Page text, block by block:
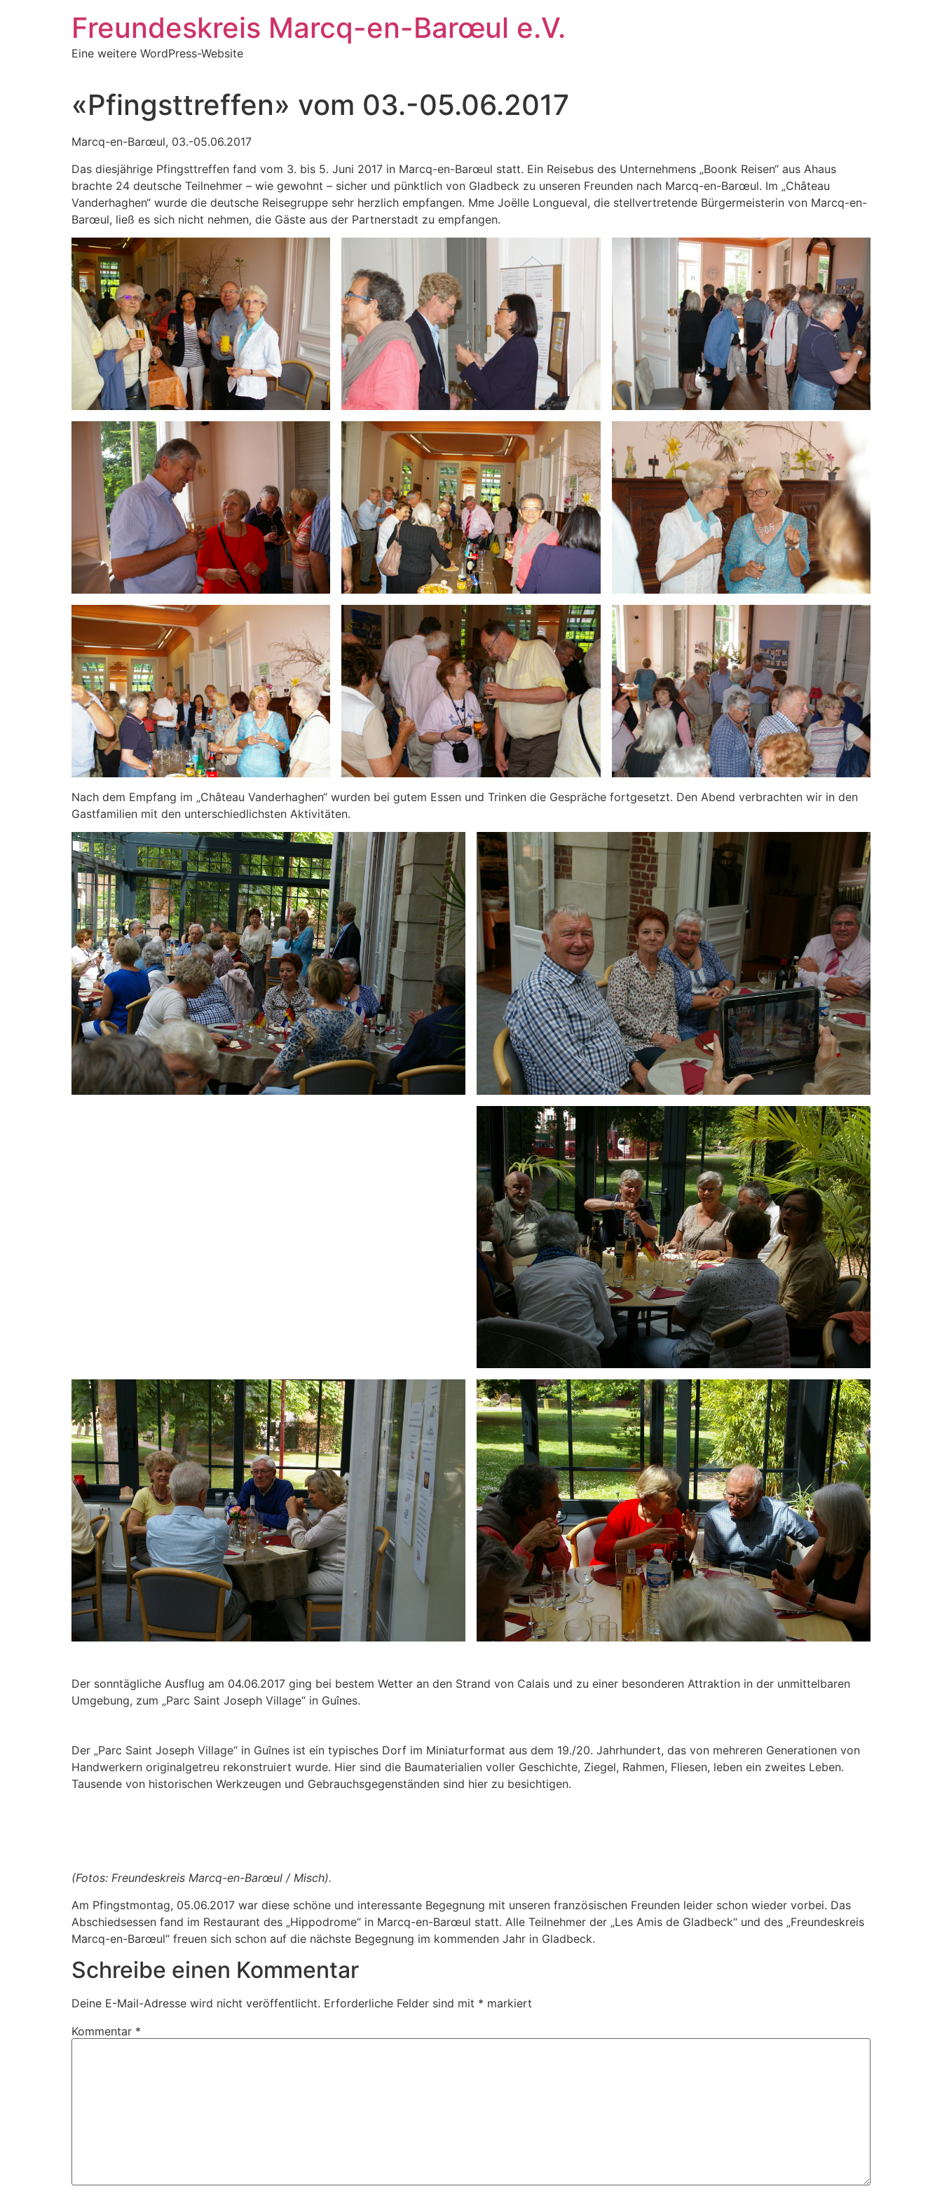
Freundeskreis Marcq-en-Barœul e.V.
Eine weitere WordPress-Website
«Pfingsttreffen» vom 03.-05.06.2017
Marcq-en-Barœul, 03.-05.06.2017
Das diesjährige Pfingsttreffen fand vom 3. bis 5. Juni 2017 in Marcq-en-Barœul statt. Ein Reisebus des Unternehmens „Boonk Reisen“ aus Ahaus
brachte 24 deutsche Teilnehmer – wie gewohnt – sicher und pünktlich von Gladbeck zu unseren Freunden nach Marcq-en-Barœul. Im „Château
Vanderhaghen“ wurde die deutsche Reisegruppe sehr herzlich empfangen. Mme Joëlle Longueval, die stellvertretende Bürgermeisterin von Marcq-en-
Barœul, ließ es sich nicht nehmen, die Gäste aus der Partnerstadt zu empfangen.
Nach dem Empfang im „Château Vanderhaghen“ wurden bei gutem Essen und Trinken die Gespräche fortgesetzt. Den Abend verbrachten wir in den
Gastfamilien mit den unterschiedlichsten Aktivitäten.
Der sonntägliche Ausflug am 04.06.2017 ging bei bestem Wetter an den Strand von Calais und zu einer besonderen Attraktion in der unmittelbaren
Umgebung, zum „Parc Saint Joseph Village“ in Guînes.
Der „Parc Saint Joseph Village“ in Guînes ist ein typisches Dorf im Miniaturformat aus dem 19./20. Jahrhundert, das von mehreren Generationen von
Handwerkern originalgetreu rekonstruiert wurde. Hier sind die Baumaterialien voller Geschichte, Ziegel, Rahmen, Fliesen, leben ein zweites Leben.
Tausende von historischen Werkzeugen und Gebrauchsgegenständen sind hier zu besichtigen.
(Fotos: Freundeskreis Marcq-en-Barœul / Misch).
Am Pfingstmontag, 05.06.2017 war diese schöne und interessante Begegnung mit unseren französischen Freunden leider schon wieder vorbei. Das
Abschiedsessen fand im Restaurant des „Hippodrome“ in Marcq-en-Barœul statt. Alle Teilnehmer der „Les Amis de Gladbeck“ und des „Freundeskreis
Marcq-en-Barœul“ freuen sich schon auf die nächste Begegnung im kommenden Jahr in Gladbeck.
Schreibe einen Kommentar
Deine E-Mail-Adresse wird nicht veröffentlicht. Erforderliche Felder sind mit * markiert
Kommentar *